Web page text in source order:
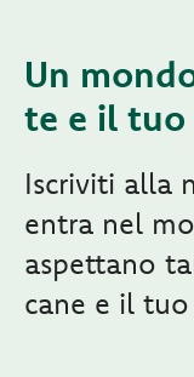
Un
te e il
Iscriviti alla
entra nel
aspettano
cane e il